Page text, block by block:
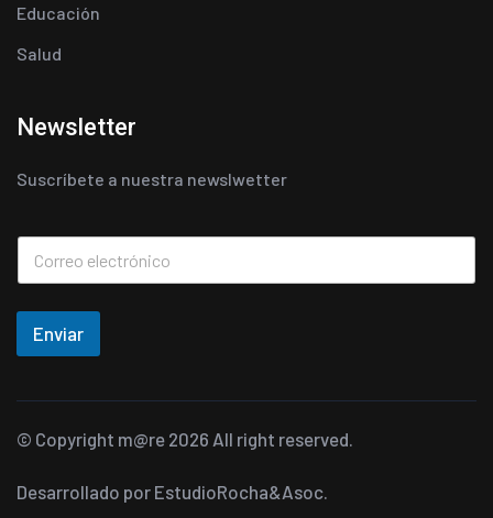
Educación
Salud
Newsletter
Suscríbete a nuestra newslwetter
Enviar
© Copyright m@re 2026 All right reserved.
Desarrollado por EstudioRocha&Asoc.